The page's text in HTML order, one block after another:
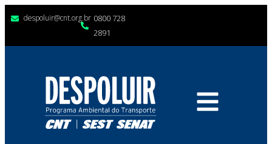
despoluir@cnt.org.br 0800 728
2891